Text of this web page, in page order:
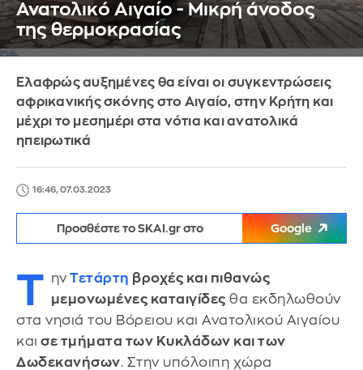
Ανατολικό Αιγαίο - Μικρή άνοδος
της θερμοκρασίας
Ελαφρώς αυξημένες θα είναι οι συγκεντρώσεις
αφρικανικής σκόνης στο Αιγαίο, στην Κρήτη και
μέχρι το μεσημέρι στα νότια και ανατολικά
ηπειρωτικά
16:46, 07.03.2023
Προσθέστε το SKAI.gr στο Google
Τ ην Τετάρτη βροχές και πιθανώς
μεμονωμένες καταιγίδες θα εκδηλωθούν
στα νησιά του Βόρειου και Ανατολικού Αιγαίου
και σε τμήματα των Κυκλάδων και των
Δωδεκανήσων. Στην υπόλοιπη χώρα